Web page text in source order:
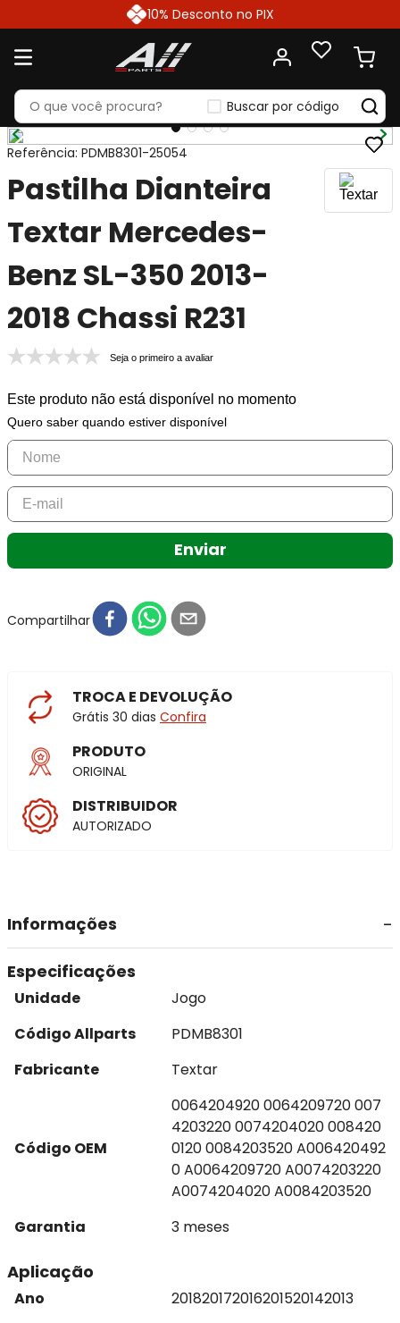
10% Desconto no PIX
Buscar por código
Referência: PDMB8301-25054
Pastilha Dianteira
Textar Mercedes-
Benz SL-350 2013-
2018 Chassi R231
Seja o primeiro a avaliar
Este produto não está disponível no momento
Quero saber quando estiver disponível
Enviar
Compartilhar
TROCA E DEVOLUÇÃO
Grátis 30 dias Confira
PRODUTO
ORIGINAL
DISTRIBUIDOR
AUTORIZADO
Informações
Especificações
Unidade
Jogo
Código Allparts
PDMB8301
Fabricante
Textar
Código OEM
0064204920 0064209720 007
4203220 0074204020 008420
0120 0084203520 A006420492
0 A0064209720 A0074203220
A0074204020 A0084203520
Garantia
3 meses
Aplicação
Ano 201820172016201520142013